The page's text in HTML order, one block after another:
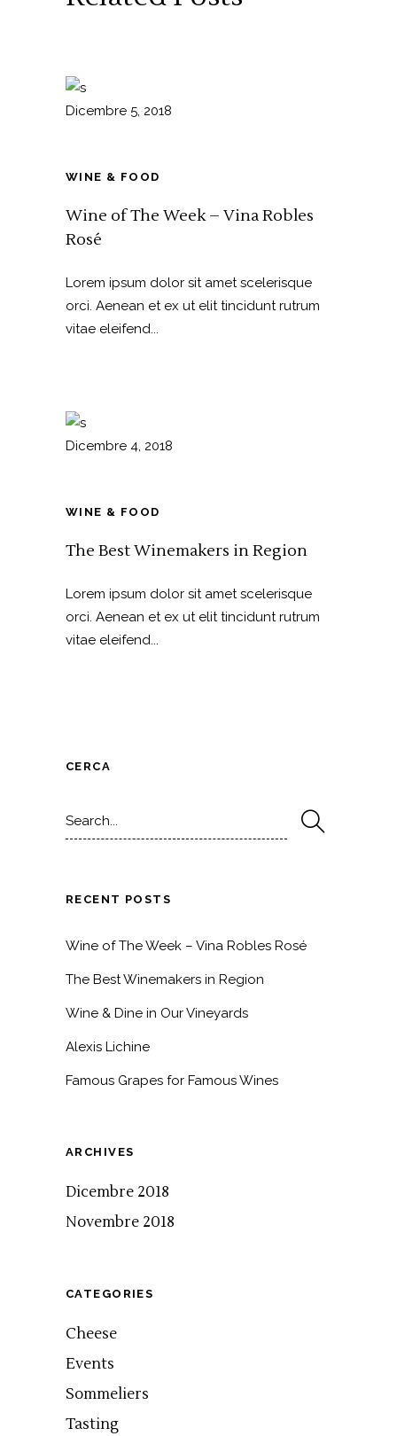
Dicembre 5, 2018
WINE & FOOD
Wine of The Week – Vina Robles
Rosé
Lorem ipsum dolor sit amet scelerisque
orci. Aenean et ex ut elit tincidunt rutrum
vitae eleifend...
Dicembre 4, 2018
WINE & FOOD
The Best Winemakers in Region
Lorem ipsum dolor sit amet scelerisque
orci. Aenean et ex ut elit tincidunt rutrum
vitae eleifend...
CERCA
for:
RECENT POSTS
Wine of The Week – Vina Robles Rosé
The Best Winemakers in Region
Wine & Dine in Our Vineyards
Alexis Lichine
Famous Grapes for Famous Wines
ARCHIVES
Dicembre 2018
Novembre 2018
CATEGORIES
Cheese
Events
Sommeliers
Tasting